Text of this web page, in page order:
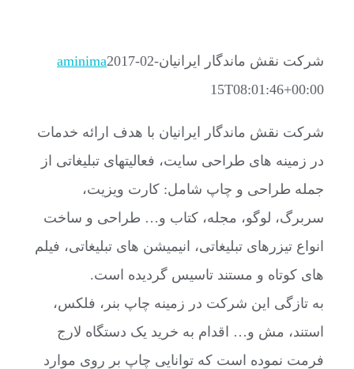
شرکت نقش ماندگار ایرانیان aminima2017-02-
15T08:01:46+00:00
شرکت نقش ماندگار ایرانیان با هدف ارائه خدمات
در زمینه های طراحی سایت، فعالیتهای تبلیغاتی از
جمله طراحی و چاپ شامل: کارت ویزیت،
سربرگ، لوگو، مجله، کتاب و… طراحی و ساخت
انواع تیزرهای تبلیغاتی، انیمیشن های تبلیغاتی، فیلم
های کوتاه و مستند تاسیس گردیده است.
به تازگی این شرکت در زمینه چاپ بنر، فلکس،
استند، مش و… اقدام به خرید یک دستگاه لارج
فرمت نموده است که توانایی چاپ بر روی موارد